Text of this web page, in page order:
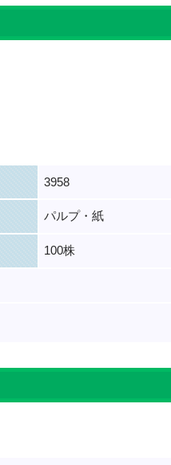
3958
パルプ・紙
100株